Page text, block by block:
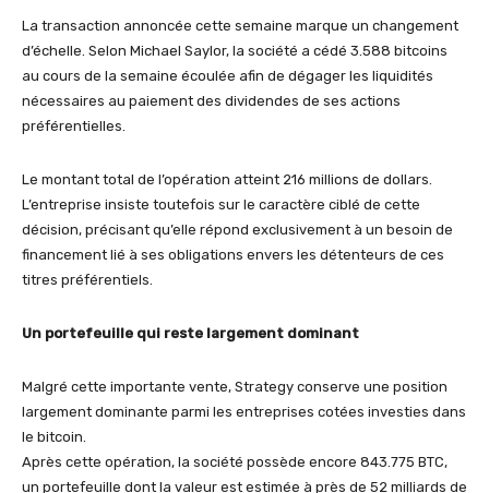
La transaction annoncée cette semaine marque un changement
d’échelle. Selon Michael Saylor, la société a cédé 3.588 bitcoins
au cours de la semaine écoulée afin de dégager les liquidités
nécessaires au paiement des dividendes de ses actions
préférentielles.
Le montant total de l’opération atteint 216 millions de dollars.
L’entreprise insiste toutefois sur le caractère ciblé de cette
décision, précisant qu’elle répond exclusivement à un besoin de
financement lié à ses obligations envers les détenteurs de ces
titres préférentiels.
Un portefeuille qui reste largement dominant
Malgré cette importante vente, Strategy conserve une position
largement dominante parmi les entreprises cotées investies dans
le bitcoin.
Après cette opération, la société possède encore 843.775 BTC,
un portefeuille dont la valeur est estimée à près de 52 milliards de